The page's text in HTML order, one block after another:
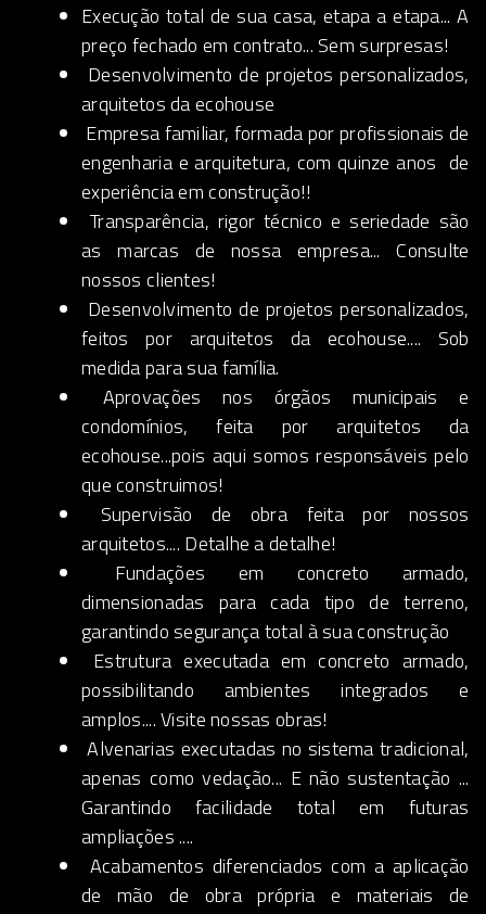
Execução total de sua casa, etapa a etapa... A
preço fechado em contrato... Sem surpresas!
Desenvolvimento de projetos personalizados,
arquitetos da ecohouse
Empresa familiar, formada por profissionais de
engenharia e arquitetura, com quinze anos de
experiência em construção!!
Transparência, rigor técnico e seriedade são
as marcas de nossa empresa... Consulte
nossos clientes!
Desenvolvimento de projetos personalizados,
feitos por arquitetos da ecohouse.... Sob
medida para sua família.
Aprovações nos órgãos municipais e
condomínios, feita por arquitetos da
ecohouse...pois aqui somos responsáveis pelo
que construimos!
Supervisão de obra feita por nossos
arquitetos.... Detalhe a detalhe!
Fundações em concreto armado,
dimensionadas para cada tipo de terreno,
garantindo segurança total à sua construção
Estrutura executada em concreto armado,
possibilitando ambientes integrados e
amplos.... Visite nossas obras!
Alvenarias executadas no sistema tradicional,
apenas como vedação... E não sustentação ...
Garantindo facilidade total em futuras
ampliações ....
Acabamentos diferenciados com a aplicação
de mão de obra própria e materiais de